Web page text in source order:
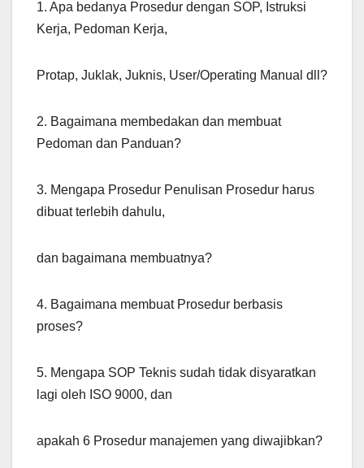
1. Apa bedanya Prosedur dengan SOP, Istruksi
Kerja, Pedoman Kerja,
Protap, Juklak, Juknis, User/Operating Manual dll?
2. Bagaimana membedakan dan membuat
Pedoman dan Panduan?
3. Mengapa Prosedur Penulisan Prosedur harus
dibuat terlebih dahulu,
dan bagaimana membuatnya?
4. Bagaimana membuat Prosedur berbasis
proses?
5. Mengapa SOP Teknis sudah tidak disyaratkan
lagi oleh ISO 9000, dan
apakah 6 Prosedur manajemen yang diwajibkan?